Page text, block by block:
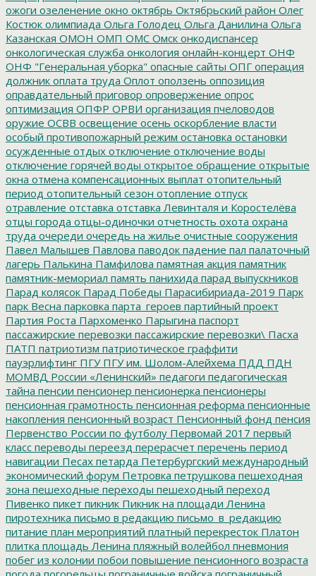
ожоги озеленение окно октябрь Октябрьский район Олег
Костюк олимпиада Ольга Голодец Ольга Данилина Ольга
Казанская ОМОН ОМП ОМС Омск онкодиспансер
онкологическая служба онкология онлайн-концерт ОНФ
ОНФ "Генеральная уборка" опасные сайты ОПГ операция
должник оплата труда Оплот оползень оппозиция
оправдательный приговор опровержение опрос
оптимизация ОПФР ОРВИ организация пчеловодов
оружие ОСВВ освещение осень оскорбление власти
особый противопожарный режим остановка остановки
осужденные отдых отключение отключение воды
отключение горячей воды открытое обращение открытые
окна отмена компенсационных выплат отопительный
период отопительный сезон отопление отпуск
отравление отставка отставка Левинталя и Коростелёва
отцы города отцы-одиночки отчетность охота охрана
труда очереди очередь на жилье очистные сооружения
Павел Малышев Павлова паводок падение пал палаточный
лагерь Палькина Памфилова памятная акция памятник
памятник-мемориал память панихида парад выпускников
Парад колясок Парад Победы Парасибириада-2019 Парк
парк Весна парковка парта_героев партийный проект
Партия Роста Пархоменко Парыгина паспорт
пассажирские перевозки пассажирские перевозки\ Пасха
ПАТП патриотизм патриотическое граффити
пауэрлифтинг ПГУПГУ им. Шолом-Алейхема ПДД ПДН
МОМВД России «Ленинский» педагоги педагогическая
тайна пенсии пенсионер пенсионерка пенсионеры
пенсионная грамотность пенсионная реформа пенсионные
накопления пенсионный возраст Пенсионный фонд пенсия
Первенство России по футболу Первомай 2017 первый
класс переводы переезд перерасчет перечень период
навигации Песах петарда Петербургский международный
экономический форум Петровка петрушкова пешеходная
зона пешеходные переходы пешеходный переход
Пивенко пикет пикник Пикник на площади Ленина
пиротехника письмо в редакцию письмо_в_редакцию
питание план мероприятий платный перекресток Платон
плитка площадь Ленина пляжный волейбол пневмония
побег из колонии побои повышение пенсионного возраста